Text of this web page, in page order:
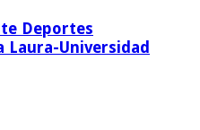
Deportes
Laura-Universidad